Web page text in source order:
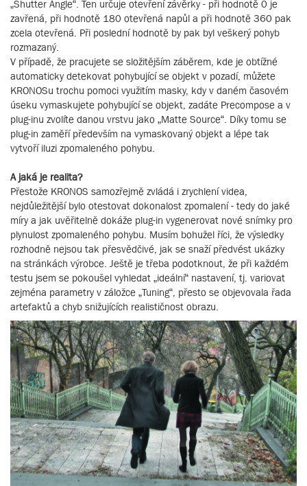
„Shutter Angle“. Ten určuje otevření závěrky - při hodnotě 0 je
zavřená, při hodnotě 180 otevřená napůl a při hodnotě 360 pak
zcela otevřená. Při poslední hodnotě by pak byl veškerý pohyb
rozmazaný.
V případě, že pracujete se složitějším záběrem, kde je obtížné
automaticky detekovat pohybující se objekt v pozadí, můžete
KRONOSu trochu pomoci využitím masky, kdy v daném časovém
úseku vymaskujete pohybující se objekt, zadáte Precompose a v
plug-inu zvolíte danou vrstvu jako „Matte Source“. Díky tomu se
plug-in zaměří především na vymaskovaný objekt a lépe tak
vytvoří iluzi zpomaleného pohybu.
A jaká je realita?
Přestože KRONOS samozřejmě zvládá i zrychlení videa,
nejdůležitější bylo otestovat dokonalost zpomalení - tedy do jaké
míry a jak uvěřitelně dokáže plug-in vygenerovat nové snímky pro
plynulost zpomaleného pohybu. Musím bohužel říci, že výsledky
rozhodně nejsou tak přesvědčivé, jak se snaží předvést ukázky
na stránkách výrobce. Ještě je třeba podotknout, že při každém
testu jsem se pokoušel vyhledat „ideální“ nastavení, tj. variovat
zejména parametry v záložce „Tuning“, přesto se objevovala řada
artefaktů a chyb snižujících realističnost obrazu.